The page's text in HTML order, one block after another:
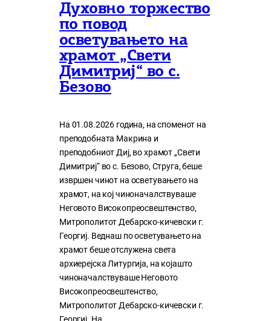
Духовно торжество
по повод
осветувањето на
храмот „Свети
Димитриј“ во с.
Безово
На 01.08.2026 година, на споменот на
преподобната Макрина и
преподобниот Диј, во храмот „Свети
Димитриј“ во с. Безово, Струга, беше
извршен чинот на осветувањето на
храмот, на кој чиноначалствуваше
Неговото Високопреосвештенство,
Митрополитот Дебарско-кичевски г.
Георгиј. Веднаш по осветувањето на
храмот беше отслужена света
архиерејска Литургија, на којашто
чиноначалствуваше Неговото
Високопреосвештенство,
Митрополитот Дебарско-кичевски г.